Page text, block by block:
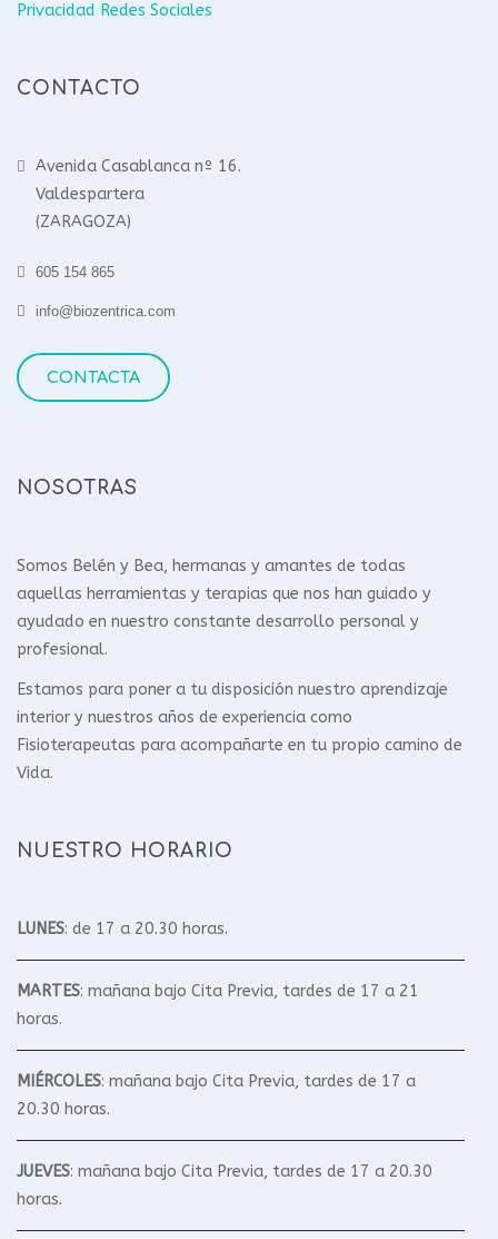
Privacidad Redes Sociales
CONTACTO
Avenida Casablanca nº 16.
Valdespartera
(ZARAGOZA)
605 154 865
info@biozentrica.com
CONTACTA
NOSOTRAS
Somos Belén y Bea, hermanas y amantes de todas
aquellas herramientas y terapias que nos han guiado y
ayudado en nuestro constante desarrollo personal y
profesional.
Estamos para poner a tu disposición nuestro aprendizaje
interior y nuestros años de experiencia como
Fisioterapeutas para acompañarte en tu propio camino de
Vida.
NUESTRO HORARIO
LUNES: de 17 a 20.30 horas.
MARTES: mañana bajo Cita Previa, tardes de 17 a 21
horas.
MIÉRCOLES: mañana bajo Cita Previa, tardes de 17 a
20.30 horas.
JUEVES: mañana bajo Cita Previa, tardes de 17 a 20.30
horas.